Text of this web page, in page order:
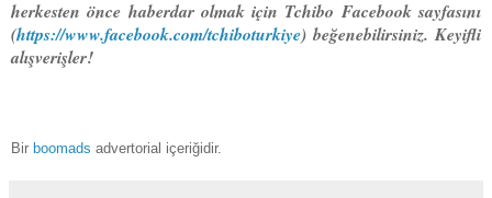
herkesten önce haberdar olmak için Tchibo Facebook sayfasını
(https://www.facebook.com/tchiboturkiye) beğenebilirsiniz. Keyifli
alışverişler!
Bir boomads advertorial içeriğidir.